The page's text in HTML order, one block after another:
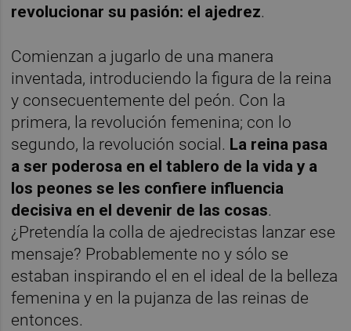
revolucionar su pasión: el ajedrez.
Comienzan a jugarlo de una manera
inventada, introduciendo la figura de la reina
y consecuentemente del peón. Con la
primera, la revolución femenina; con lo
segundo, la revolución social. La reina pasa
a ser poderosa en el tablero de la vida y a
los peones se les confiere influencia
decisiva en el devenir de las cosas.
¿Pretendía la colla de ajedrecistas lanzar ese
mensaje? Probablemente no y sólo se
estaban inspirando el en el ideal de la belleza
femenina y en la pujanza de las reinas de
entonces.